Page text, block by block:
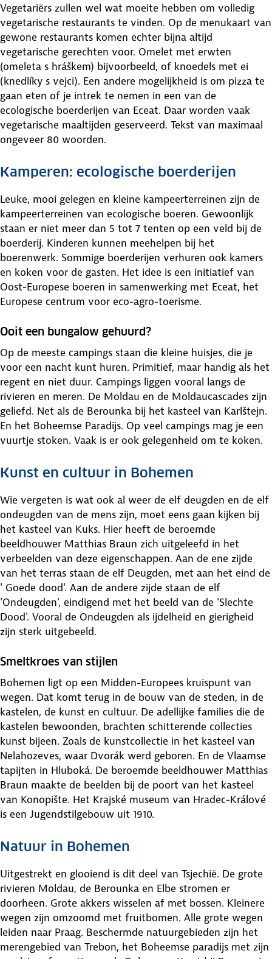
Vegetariërs zullen wel wat moeite hebben om volledig
vegetarische restaurants te vinden. Op de menukaart van
gewone restaurants komen echter bijna altijd
vegetarische gerechten voor. Omelet met erwten
(omeleta s hráškem) bijvoorbeeld, of knoedels met ei
(knedlíky s vejci). Een andere mogelijkheid is om pizza te
gaan eten of je intrek te nemen in een van de
ecologische boerderijen van Eceat. Daar worden vaak
vegetarische maaltijden geserveerd. Tekst van maximaal
ongeveer 80 woorden.
Kamperen: ecologische boerderijen
Leuke, mooi gelegen en kleine kampeerterreinen zijn de
kampeerterreinen van ecologische boeren. Gewoonlijk
staan er niet meer dan 5 tot 7 tenten op een veld bij de
boerderij. Kinderen kunnen meehelpen bij het
boerenwerk. Sommige boerderijen verhuren ook kamers
en koken voor de gasten. Het idee is een initiatief van
Oost-Europese boeren in samenwerking met Eceat, het
Europese centrum voor eco-agro-toerisme.
Ooit een bungalow gehuurd?
Op de meeste campings staan die kleine huisjes, die je
voor een nacht kunt huren. Primitief, maar handig als het
regent en niet duur. Campings liggen vooral langs de
rivieren en meren. De Moldau en de Moldaucascades zijn
geliefd. Net als de Berounka bij het kasteel van Karlštejn.
En het Boheemse Paradijs. Op veel campings mag je een
vuurtje stoken. Vaak is er ook gelegenheid om te koken.
Kunst en cultuur in Bohemen
Wie vergeten is wat ook al weer de elf deugden en de elf
ondeugden van de mens zijn, moet eens gaan kijken bij
het kasteel van Kuks. Hier heeft de beroemde
beeldhouwer Matthias Braun zich uitgeleefd in het
verbeelden van deze eigenschappen. Aan de ene zijde
van het terras staan de elf Deugden, met aan het eind de
' Goede dood'. Aan de andere zijde staan de elf
'Ondeugden', eindigend met het beeld van de 'Slechte
Dood'. Vooral de Ondeugden als ijdelheid en gierigheid
zijn sterk uitgebeeld.
Smeltkroes van stijlen
Bohemen ligt op een Midden-Europees kruispunt van
wegen. Dat komt terug in de bouw van de steden, in de
kastelen, de kunst en cultuur. De adellijke families die de
kastelen bewoonden, brachten schitterende collecties
kunst bijeen. Zoals de kunstcollectie in het kasteel van
Nelahozeves, waar Dvorák werd geboren. En de Vlaamse
tapijten in Hluboká. De beroemde beeldhouwer Matthias
Braun maakte de beelden bij de poort van het kasteel
van Konopište. Het Krajské museum van Hradec-Králové
is een Jugendstilgebouw uit 1910.
Natuur in Bohemen
Uitgestrekt en glooiend is dit deel van Tsjechië. De grote
rivieren Moldau, de Berounka en Elbe stromen er
doorheen. Grote akkers wisselen af met bossen. Kleinere
wegen zijn omzoomd met fruitbomen. Alle grote wegen
leiden naar Praag. Beschermde natuurgebieden zijn het
merengebied van Trebon, het Boheemse paradijs met zijn